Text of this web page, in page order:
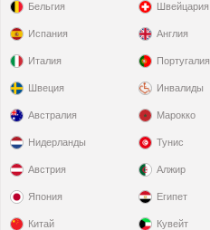
Бельгия
Испания
Италия
Швеция
Швейцария
Англия
Португалия
Инвалиды
Австралия
Нидерланды
Австрия
Япония
Китай
Марокко
Тунис
Алжир
Египет
Кувейт